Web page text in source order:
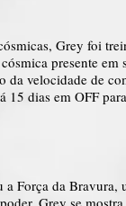
Grey foi
presente
velocidade de
dias em OFF
Força da
Grey se